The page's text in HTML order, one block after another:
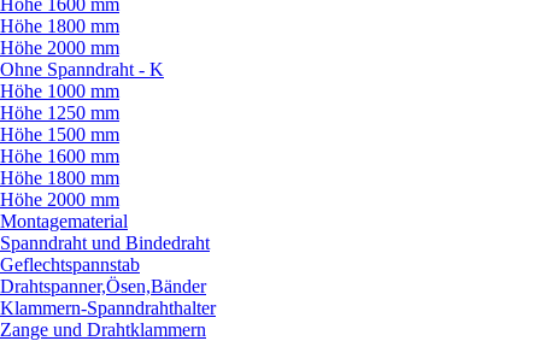
Höhe 1600 mm
Höhe 1800 mm
Höhe 2000 mm
Ohne Spanndraht - K
Höhe 1000 mm
Höhe 1250 mm
Höhe 1500 mm
Höhe 1600 mm
Höhe 1800 mm
Höhe 2000 mm
Montagematerial
Spanndraht und Bindedraht
Geflechtspannstab
Drahtspanner,Ösen,Bänder
Klammern-Spanndrahthalter
Zange und Drahtklammern